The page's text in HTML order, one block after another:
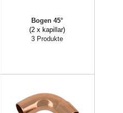
Bogen 45°
(2 x kapillar)
3 Produkte